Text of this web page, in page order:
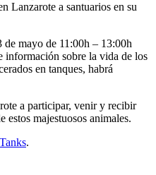
Lanzarote a santuarios en su
de mayo de 11:00h – 13:00h
información sobre la vida de los
en tanques, habrá
a participar, venir y recibir
majestuosos animales.
.